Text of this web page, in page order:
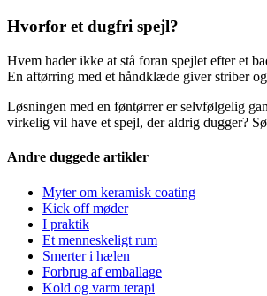
Hvorfor et dugfri spejl?
Hvem hader ikke at stå foran spejlet efter et
En aftørring med et håndklæde giver striber
Løsningen med en føntørrer er selvfølgelig
virkelig vil have et spejl, der aldrig dugger?
Andre duggede artikler
Myter om keramisk coating
Kick off møder
I praktik
Et menneskeligt rum
Smerter i hælen
Forbrug af emballage
Kold og varm terapi